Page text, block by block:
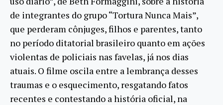
de integrantes do grupo “Tortura Nunca Mais”,
que perderam cônjuges, filhos e parentes, tanto
no período ditatorial brasileiro quanto em ações
violentas de policiais nas favelas, já nos dias
atuais. O filme oscila entre a lembrança desses
traumas e o esquecimento, resgatando fatos
recentes e contestando a história oficial, na